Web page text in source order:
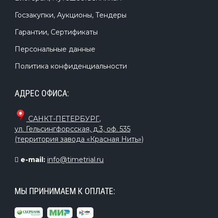
Госзакупки, Аукционы, Тендеры
Гарантии, Сертификаты
Персональные данные
Политика конфиденциальности
АДРЕС ОФИСА:
САНКТ-ПЕТЕРБУРГ,
ул. Гельсингфорсская, д.3, оф. 535
(территория завода «Красная Нить»)
e-mail: info@timetrial.ru
МЫ ПРИНИМАЕМ К ОПЛАТЕ: